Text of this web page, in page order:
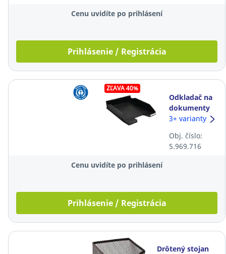
Cenu uvidíte po prihlásení
Prihlásenie / Registrácia
ZĽAVA 40%
Odkladač na
dokumenty
Exacompta
Standard,
čierny
3+ varianty
Obj. číslo:
5.969.716
Cenu uvidíte po prihlásení
Prihlásenie / Registrácia
Drôtený stojan